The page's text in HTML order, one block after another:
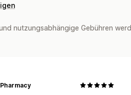
nutzungsabhängige Gebühren